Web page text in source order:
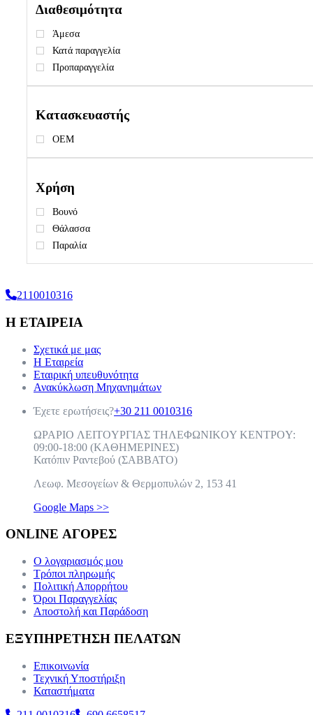
Διαθεσιμότητα
Άμεσα
Κατά παραγγελία
Προπαραγγελία
Κατασκευαστής
OEM
Χρήση
Βουνό
Θάλασσα
Παραλία
2110010316
Η ΕΤΑΙΡΕΙΑ
Σχετικά με μας
Η Εταιρεία
Εταιρική υπευθυνότητα
Ανακύκλωση Μηχανημάτων
Έχετε ερωτήσεις?+30 211 0010316
ΩPAPIO ΛEITOYPΓIAΣ THΛEΦΩNIKOY KENTPOY:
09:00-18:00 (KAΘHMEPINEΣ)
Κατόπιν Ραντεβού (ΣABBATO)
Λεωφ. Μεσογείων & Θερμοπυλών 2, 153 41
Google Maps >>
ONLINE ΑΓΟΡΕΣ
Ο λογαριασμός μου
Τρόποι πληρωμής
Πολιτική Απορρήτου
Όροι Παραγγελίας
Αποστολή και Παράδοση
ΕΞΥΠΗΡΕΤΗΣΗ ΠΕΛΑΤΩΝ
Επικοινωνία
Τεχνική Υποστήριξη
Καταστήματα